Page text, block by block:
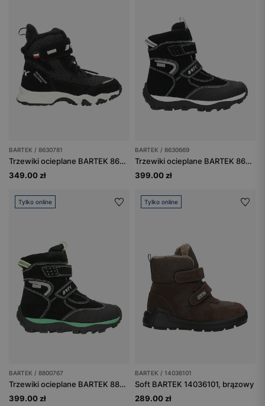
BARTEK / 8630781
Trzewiki ocieplane BARTEK 86307-81, czarne
349.00 zł
BARTEK / 8630669
Trzewiki ocieplane BARTEK 86306-69, czarno-białe
399.00 zł
Tylko online
BARTEK / 8800767
Trzewiki ocieplane BARTEK 88007-67, czarny + zielony
399.00 zł
Tylko online
BARTEK / 14036101
Soft BARTEK 14036101, brązowy
289.00 zł